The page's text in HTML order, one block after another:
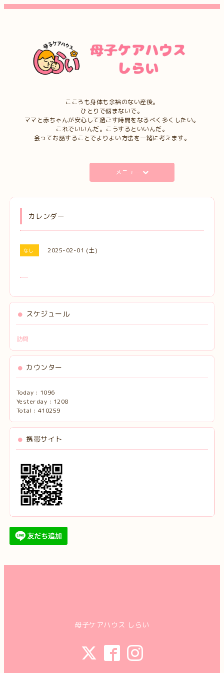
こころも身体も余裕のない産後。
ひとりで悩まないで。
ママと赤ちゃんが安心して過ごす時間をなるべく多くしたい。
これでいいんだ。こうするといいんだ。
会ってお話することでよりよい方法を一緒に考えます。
メニュー
カレンダー
なし 2025-02-01 (土)
スケジュール
訪問
カウンター
Today : 1096
Yesterday : 1208
Total : 410259
携帯サイト
母子ケアハウス しらい